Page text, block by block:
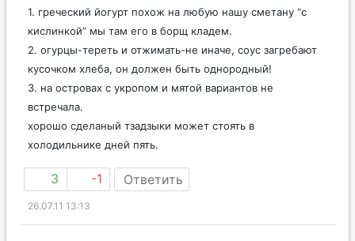
1. греческий йогурт похож на любую нашу сметану “с
кислинкой” мы там его в борщ кладем.
2. огурцы-тереть и отжимать-не иначе, соус загребают
кусочком хлеба, он должен быть однородный!
3. на островах с укропом и мятой вариантов не
встречала.
хорошо сделаный тзадзыки может стоять в
холодильнике дней пять.
3 -1 Ответить
26.07.11 13:13